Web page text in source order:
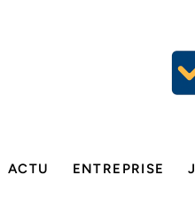
ACTU ENTREPRISE